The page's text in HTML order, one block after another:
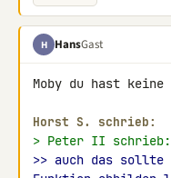
H HansGast
Moby du hast
Horst S. schrieb:
> Peter II schrieb:
>> auch das sollte